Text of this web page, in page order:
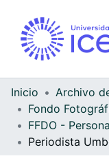
Inicio